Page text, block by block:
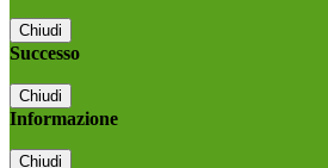
Chiudi
Successo
Chiudi
Informazione
Chiudi